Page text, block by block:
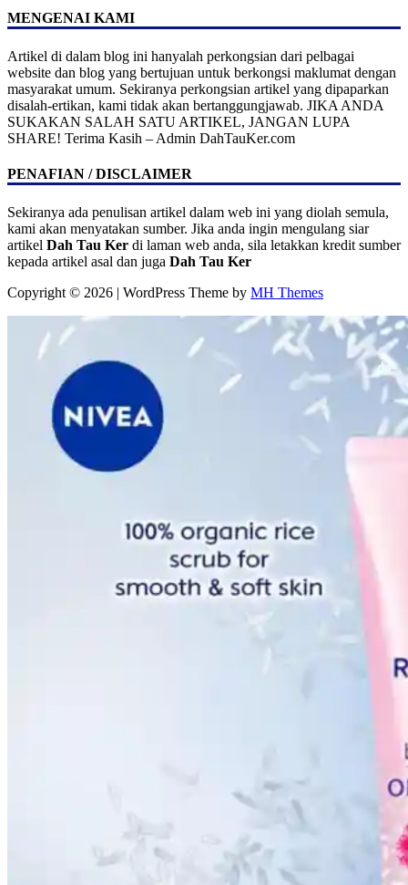
MENGENAI KAMI
Artikel di dalam blog ini hanyalah perkongsian dari pelbagai
website dan blog yang bertujuan untuk berkongsi maklumat dengan
masyarakat umum. Sekiranya perkongsian artikel yang dipaparkan
disalah-ertikan, kami tidak akan bertanggungjawab. JIKA ANDA
SUKAKAN SALAH SATU ARTIKEL, JANGAN LUPA
SHARE! Terima Kasih – Admin DahTauKer.com
PENAFIAN / DISCLAIMER
Sekiranya ada penulisan artikel dalam web ini yang diolah semula,
kami akan menyatakan sumber. Jika anda ingin mengulang siar
artikel Dah Tau Ker di laman web anda, sila letakkan kredit sumber
kepada artikel asal dan juga Dah Tau Ker
Copyright © 2026 | WordPress Theme by MH Themes